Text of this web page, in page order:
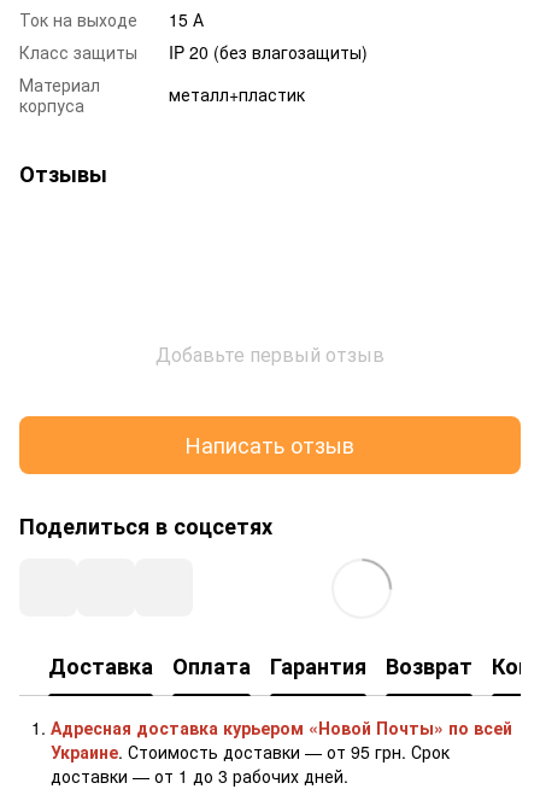
Ток на выходе
15 А
Класс защиты
IP 20 (без влагозащиты)
Материал
корпуса
металл+пластик
Отзывы
Добавьте первый отзыв
Написать отзыв
Поделиться в соцсетях
Доставка Оплата Гарантия Возврат
Адресная доставка курьером «Новой Почты» по всей
Украине. Стоимость доставки — от 95 грн. Срок
доставки — от 1 до 3 рабочих дней.